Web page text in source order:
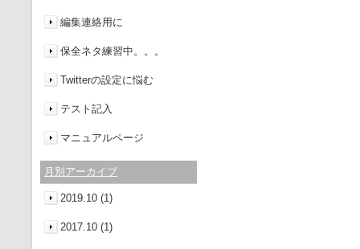
編集連絡用に
保全ネタ練習中。。。
Twitterの設定に悩む
テスト記入
マニュアルページ
月別アーカイブ
2019.10 (1)
2017.10 (1)